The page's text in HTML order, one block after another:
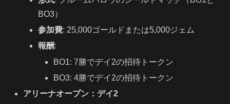
BO3）
参加費: 25,000ゴールドまたは5,000ジェム
報酬:
BO1: 7勝でデイ2の招待トークン
BO3: 4勝でデイ2の招待トークン
アリーナオープン：デイ2